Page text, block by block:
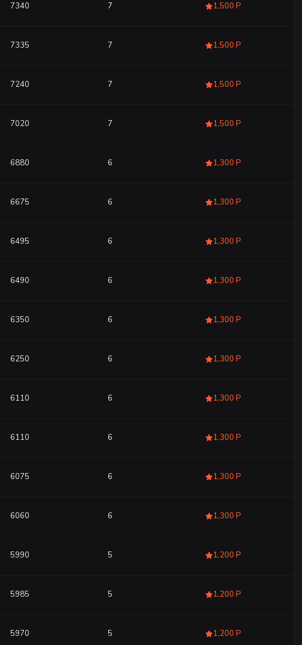
7340 7 1,500 Р
7335 7 1,500 Р
7240 7 1,500 Р
7020 7 1,500 Р
6880 6 1,300 Р
6675 6 1,300 Р
6495 6 1,300 Р
6490 6 1,300 Р
6350 6 1,300 Р
6250 6 1,300 Р
6110 6 1,300 Р
6110 6 1,300 Р
6075 6 1,300 Р
6060 6 1,300 Р
5990 5 1,200 Р
5985 5 1,200 Р
5970 5 1,200 Р